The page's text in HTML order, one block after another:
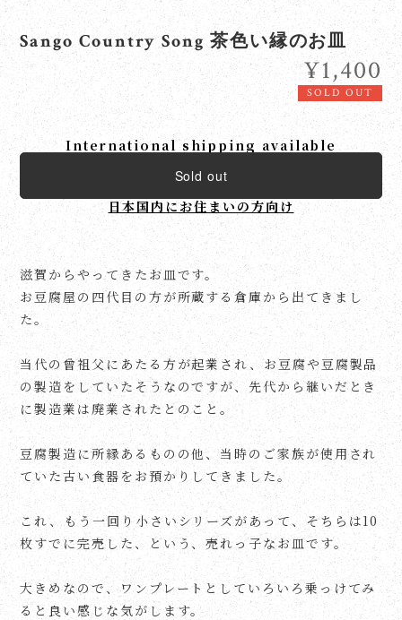
Sango Country Song 茶色い縁のお皿
¥1,400
SOLD OUT
International shipping available
Sold out
日本国内にお住まいの方向け
滋賀からやってきたお皿です。
お豆腐屋の四代目の方が所蔵する倉庫から出てきまし
た。
当代の曾祖父にあたる方が起業され、お豆腐や豆腐製品
の製造をしていたそうなのですが、先代から継いだとき
に製造業は廃業されたとのこと。
豆腐製造に所縁あるものの他、当時のご家族が使用され
ていた古い食器をお預かりしてきました。
これ、もう一回り小さいシリーズがあって、そちらは10
枚すでに完売した、という、売れっ子なお皿です。
大きめなので、ワンプレートとしていろいろ乗っけてみ
ると良い感じな気がします。